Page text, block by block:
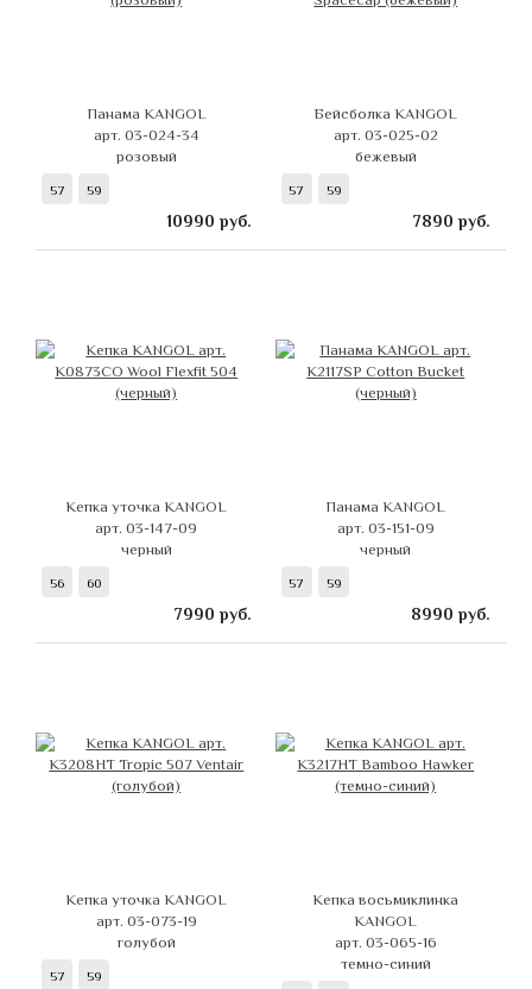
Панама KANGOL
арт. 03-024-34
розовый
57 59
10990 руб.
Бейсболка KANGOL
арт. 03-025-02
бежевый
57 59
7890 руб.
Кепка уточка KANGOL
арт. 03-147-09
черный
56 60
7990 руб.
Панама KANGOL
арт. 03-151-09
черный
57 59
8990 руб.
Кепка уточка KANGOL
арт. 03-073-19
голубой
57 59
Кепка восьмиклинка
KANGOL
арт. 03-065-16
темно-синий